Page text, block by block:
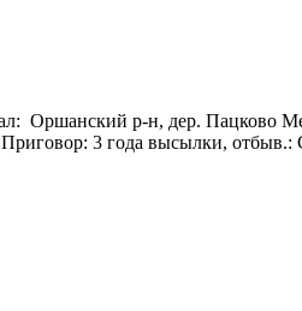
Оршанский р-н, дер. Пацково
3 года высылки, отбыв.: